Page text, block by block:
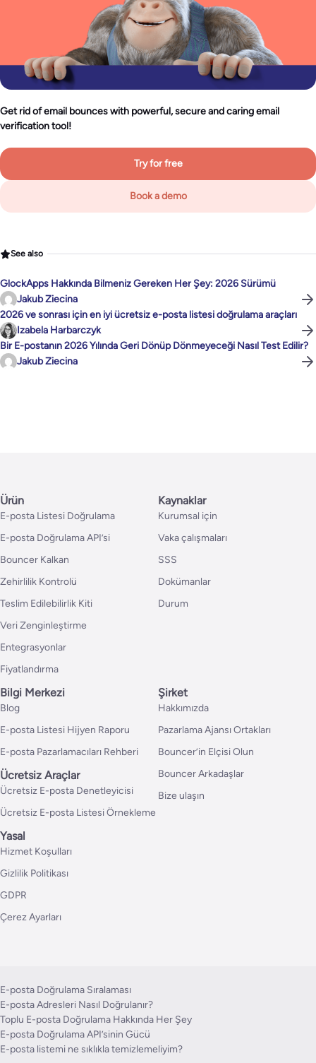
Get rid of email bounces with powerful, secure and caring email
verification tool!
Try for free
Book a demo
See also
GlockApps Hakkında Bilmeniz Gereken Her Şey: 2026 Sürümü
Jakub Ziecina
2026 ve sonrası için en iyi ücretsiz e-posta listesi doğrulama araçları
Izabela Harbarczyk
Bir E-postanın 2026 Yılında Geri Dönüp Dönmeyeceği Nasıl Test Edilir?
Jakub Ziecina
Ürün
E-posta Listesi Doğrulama
E-posta Doğrulama API’si
Bouncer Kalkan
Zehirlilik Kontrolü
Teslim Edilebilirlik Kiti
Veri Zenginleştirme
Entegrasyonlar
Fiyatlandırma
Kaynaklar
Kurumsal için
Vaka çalışmaları
SSS
Dokümanlar
Durum
Bilgi Merkezi
Blog
E-posta Listesi Hijyen Raporu
E-posta Pazarlamacıları Rehberi
Ücretsiz Araçlar
Ücretsiz E-posta Denetleyicisi
Ücretsiz E-posta Listesi Örnekleme
Şirket
Hakkımızda
Pazarlama Ajansı Ortakları
Bouncer’in Elçisi Olun
Bouncer Arkadaşlar
Bize ulaşın
Yasal
Hizmet Koşulları
Gizlilik Politikası
GDPR
Çerez Ayarları
E-posta Doğrulama Sıralaması
E-posta Adresleri Nasıl Doğrulanır?
Toplu E-posta Doğrulama Hakkında Her Şey
E-posta Doğrulama API’sinin Gücü
E-posta listemi ne sıklıkla temizlemeliyim?